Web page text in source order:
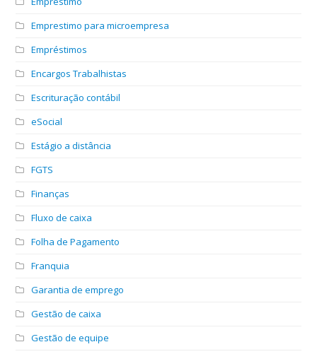
Emprestimo para microempresa
Empréstimos
Encargos Trabalhistas
Escrituração contábil
eSocial
Estágio a distância
FGTS
Finanças
Fluxo de caixa
Folha de Pagamento
Franquia
Garantia de emprego
Gestão de caixa
Gestão de equipe